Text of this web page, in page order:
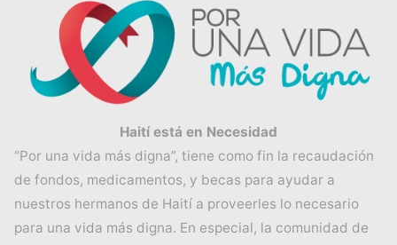
Haití está en Necesidad
“Por una vida más digna”, tiene como fin la recaudación
de fondos, medicamentos, y becas para ayudar a
nuestros hermanos de Haití a proveerles lo necesario
para una vida más digna. En especial, la comunidad de